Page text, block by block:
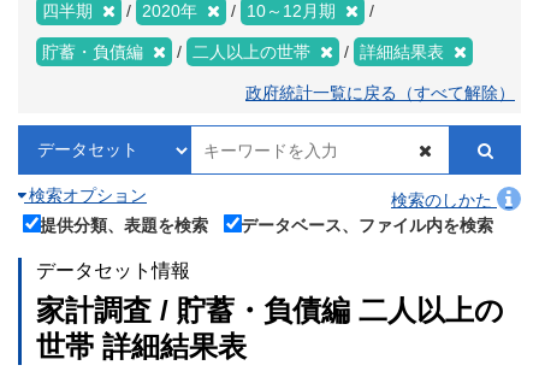
四半期 2020年 10～12月期
貯蓄・負債編 二人以上の世帯 詳細結果表
政府統計一覧に戻る（すべて解除）
検索オプション
検索のしかた
提供分類、表題を検索
データベース、ファイル内を検索
データセット情報
家計調査 / 貯蓄・負債編 二人以上の
世帯 詳細結果表